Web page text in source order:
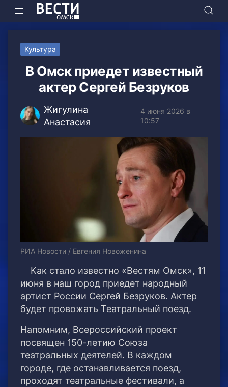
Культура
В Омск приедет известный
актер Сергей Безруков
Жигулина
Анастасия
4 июня 2026 в
10:57
РИА Новости / Евгения Новоженина
Как стало известно «Вестям Омск», 11
июня в наш город приедет народный
артист России Сергей Безруков. Актер
будет провожать Театральный поезд.
Напомним, Всероссийский проект
посвящен 150-летию Союза
театральных деятелей. В каждом
городе, где останавливается поезд,
проходят театральные фестивали, а